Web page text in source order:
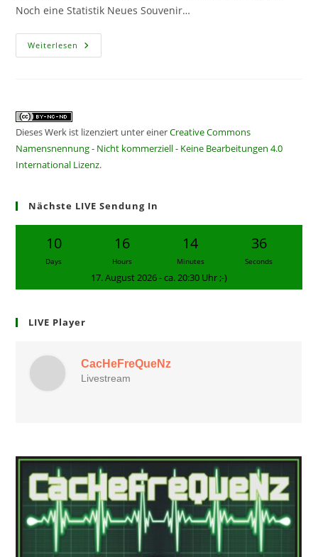
Noch eine Statistik Neues Souvenir…
Weiterlesen CF136
–
Dieses Werk ist lizenziert unter einerCreative Commons
Namensnennung - Nicht kommerziell - Keine Bearbeitungen 4.0
International Lizenz.
Nächste LIVE Sendung In
10
Days
16
Hours
14
Minutes
35
Seconds
17. August 2026 - ca. 20:30 Uhr ;-)
LIVE Player